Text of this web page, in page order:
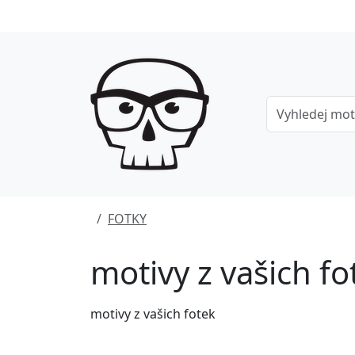
FOTKY
motivy z vašich
motivy z vašich fotek